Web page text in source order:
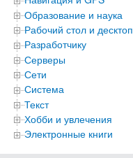
Образование и наука
Рабочий стол и десктоп
Разработчику
Серверы
Сети
Система
Текст
Хобби и увлечения
Электронные книги